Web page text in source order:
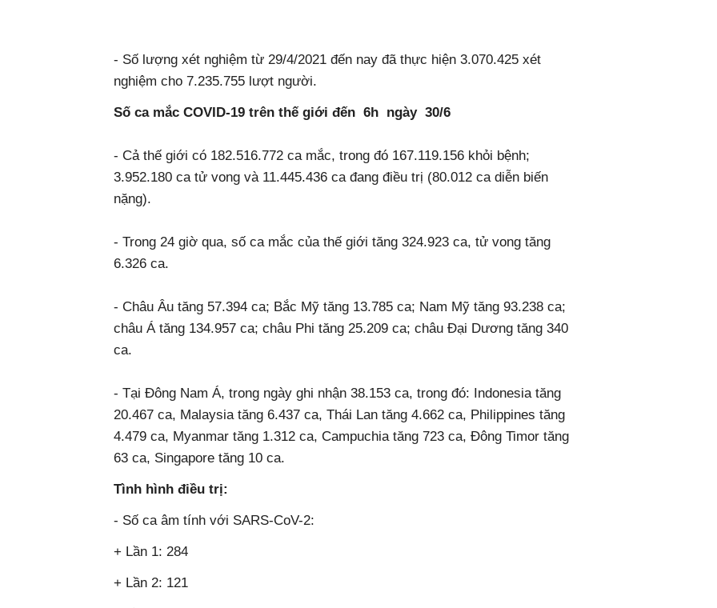
- Số lượng xét nghiệm từ 29/4/2021 đến nay đã thực hiện 3.070.425 xét
nghiệm cho 7.235.755 lượt người.
Số ca mắc COVID-19 trên thế giới đến 6h ngày 30/6
- Cả thế giới có 182.516.772 ca mắc, trong đó 167.119.156 khỏi bệnh;
3.952.180 ca tử vong và 11.445.436 ca đang điều trị (80.012 ca diễn biến
nặng).
- Trong 24 giờ qua, số ca mắc của thế giới tăng 324.923 ca, tử vong tăng
6.326 ca.
- Châu Âu tăng 57.394 ca; Bắc Mỹ tăng 13.785 ca; Nam Mỹ tăng 93.238 ca;
châu Á tăng 134.957 ca; châu Phi tăng 25.209 ca; châu Đại Dương tăng 340
ca.
- Tại Đông Nam Á, trong ngày ghi nhận 38.153 ca, trong đó: Indonesia tăng
20.467 ca, Malaysia tăng 6.437 ca, Thái Lan tăng 4.662 ca, Philippines tăng
4.479 ca, Myanmar tăng 1.312 ca, Campuchia tăng 723 ca, Đông Timor tăng
63 ca, Singapore tăng 10 ca.
Tình hình điều trị:
- Số ca âm tính với SARS-CoV-2:
+ Lần 1: 284
+ Lần 2: 121